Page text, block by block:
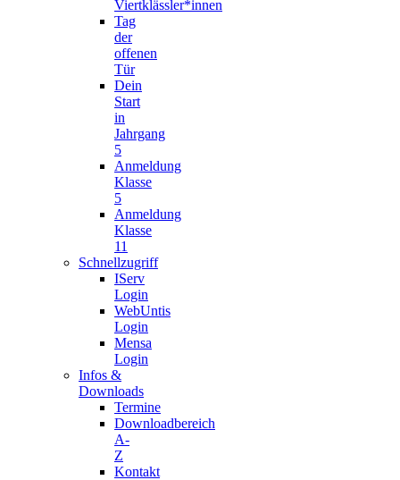
Viertklässler*innen
Tag
der
offenen
Tür
Dein
Start
in
Jahrgang
5
Anmeldung
Klasse
5
Anmeldung
Klasse
11
Schnellzugriff
IServ
Login
WebUntis
Login
Mensa
Login
Infos &
Downloads
Termine
Downloadbereich
A-
Z
Kontakt